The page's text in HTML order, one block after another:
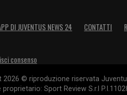
DI JUVENTUS NEWS 24 CONTATTI
consenso
2026 © riproduzione riservata
proprietario: Sport Review S.r.l